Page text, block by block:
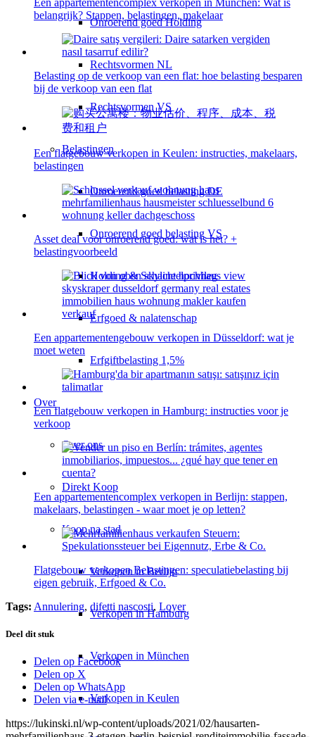
Onroerend goed Holding
Rechtsvormen NL
Rechtsvormen VS
Belastingen
Onroerend goed belasting DE
Onroerend goed belasting VS
Holding & Schachtelprivileg
Erfgoed & nalatenschap
Erfgiftbelasting 1,5%
Over
Over ons
Direkt Koop
Koop na stad
Verkopen in Berlijn
Verkopen in Hamburg
Verkopen in München
Verkopen in Keulen
belangrijk? Stappen, belastingen, makelaar
Belasting op de verkoop van een flat: hoe belasting besparen
bij de verkoop van een flat
Een flatgebouw verkopen in Keulen: instructies, makelaars,
belastingen
Asset deal voor onroerend goed: wat is het? +
belastingvoorbeeld
Een appartementengebouw verkopen in Düsseldorf: wat je
moet weten
Een flatgebouw verkopen in Hamburg: instructies voor je
verkoop
Een appartementencomplex verkopen in Berlijn: stappen,
makelaars, belastingen - waar moet je op letten?
Flatgebouw verkopen Belastingen: speculatiebelasting bij
eigen gebruik, Erfgoed & Co.
Tags: Annulering, difetti nascosti, Loyer
Deel dit stuk
Delen op Facebook
Delen op X
Delen op WhatsApp
Delen via e-mail
https://lukinski.nl/wp-content/uploads/2021/02/hausarten-